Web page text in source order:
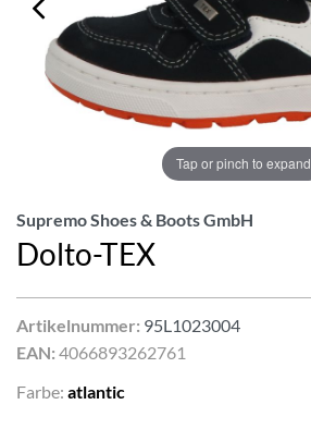
Tap or pinch to expand
Supremo Shoes & Boots GmbH
Dolto-TEX
Artikelnummer: 95L1023004
EAN: 4066893262761
Farbe: atlantic